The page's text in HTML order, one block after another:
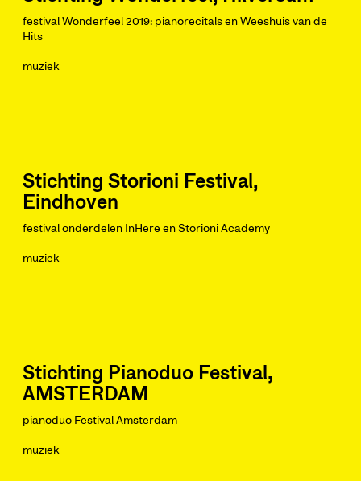
festival Wonderfeel 2019: pianorecitals en Weeshuis van de
Hits
muziek
Stichting Storioni Festival,
Eindhoven
festival onderdelen InHere en Storioni Academy
muziek
Stichting Pianoduo Festival,
AMSTERDAM
pianoduo Festival Amsterdam
muziek